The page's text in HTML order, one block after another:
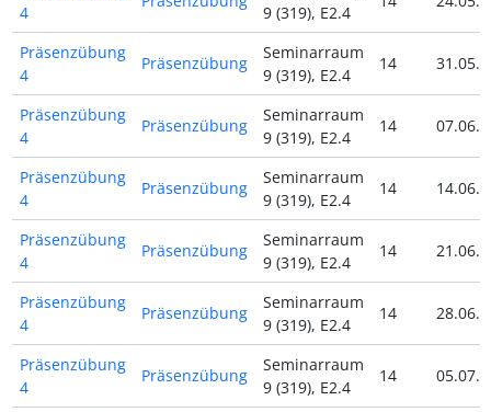
4
9 (319), E2.4
Präsenzübung
4
Präsenzübung
Seminarraum
9 (319), E2.4
14
Präsenzübung
4
Präsenzübung
Seminarraum
9 (319), E2.4
14
Präsenzübung
4
Präsenzübung
Seminarraum
9 (319), E2.4
14
Präsenzübung
4
Präsenzübung
Seminarraum
9 (319), E2.4
14
Präsenzübung
4
Präsenzübung
Seminarraum
9 (319), E2.4
14
Präsenzübung
4
Präsenzübung
Seminarraum
9 (319), E2.4
14